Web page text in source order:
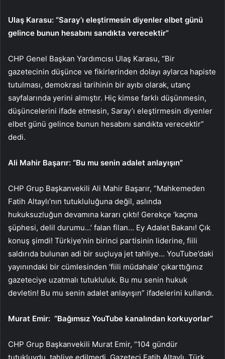
Ulaş Karasu: “Saray’ı eleştirmesin diyenler elbet günü
gelince bunun hesabını sandıkta verecektir”
CHP Genel Başkan Yardımcısı Ulaş Karasu, “Bir
gazetecinin düşünce ve fikirlerinden dolayı aylarca hapiste
tutulması, demokrasi tarihinin bir ayıbı olarak, utanç
sayfalarında yerini almıştır. Hiç kimse farklı düşünmesin,
düşüncelerini ifade etmesin, Saray’ı eleştirmesin diyenler
elbet günü gelince bunun hesabını sandıkta verecektir”
dedi.
Ali Mahir Başarır: “Bu mu senin adalet anlayışın”
CHP Grup Başkanvekili Ali Mahir Başarır, “Mahkemeden
Fatih Altaylı’nın tutukluluğuna değil, aslında
hukuksuzluğun devamına kararı çıktı! Gerekçe ‘kaçma
şüphesi, delil durumu…’ falan filan… Ey Adalet Bakanı! Çık
konuş şimdi! Türkiye’nin birinci partisinin liderine, fiili
saldırıda bulunan adi bir suçluya jet tahliye… YouTube’daki
yayınındaki bir cümlesinden ‘fiili müdahale’ çıkarttığınız
gazeteciye uzatmalı tutukluluk. Bu mu senin hukuk
devletin! Bu mu senin adalet anlayışın” ifadelerini kullandı.
Murat Emir: “Bağımsız YouTube kanalından korkuyorlar”
CHP Grup Başkanvekili Murat Emir, “104 gündür